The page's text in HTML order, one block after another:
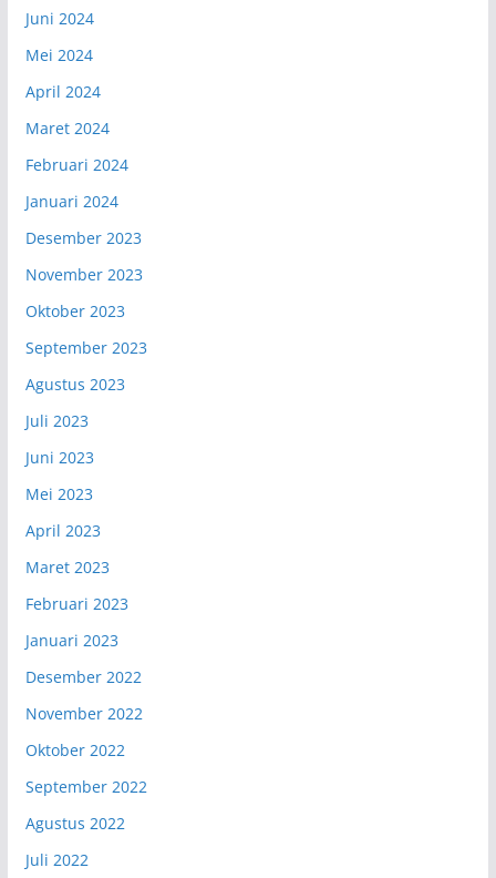
Juni 2024
Mei 2024
April 2024
Maret 2024
Februari 2024
Januari 2024
Desember 2023
November 2023
Oktober 2023
September 2023
Agustus 2023
Juli 2023
Juni 2023
Mei 2023
April 2023
Maret 2023
Februari 2023
Januari 2023
Desember 2022
November 2022
Oktober 2022
September 2022
Agustus 2022
Juli 2022